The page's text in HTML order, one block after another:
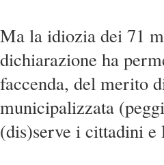
Ma la idiozia dei 71
dichiarazione ha
faccenda, del merito
municipalizzata
(dis)serve i cittadini e